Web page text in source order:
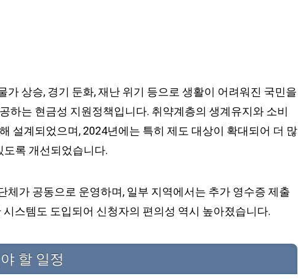
가 상승, 경기 둔화, 재난 위기 등으로 생활이 어려워진 국민을
하는 현금성 지원정책입니다. 취약계층의 생계유지와 소비
설계되었으며, 2024년에는 특히 제도 대상이 확대되어 더 많
도록 개선되었습니다.
체가 공동으로 운영하며, 일부 지역에서는 추가 영수증 제출
시스템도 도입되어 신청자의 편의성 역시 높아졌습니다.
할 일정